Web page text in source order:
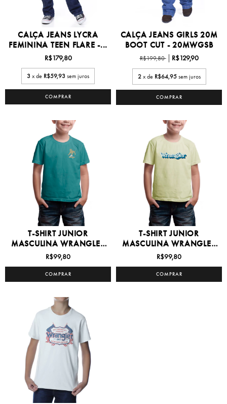
CALÇA JEANS LYCRA
FEMININA TEEN FLARE -...
R$179,80
3 x de R$59,93 sem juros
COMPRAR
CALÇA JEANS GIRLS 20M
BOOT CUT - 20MWGSB
R$199,80 R$129,90
2 x de R$64,95 sem juros
COMPRAR
T-SHIRT JUNIOR
MASCULINA WRANGLER
8/16 -...
R$99,80
COMPRAR
T-SHIRT JUNIOR
MASCULINA WRANGLER
8/16 -...
R$99,80
COMPRAR